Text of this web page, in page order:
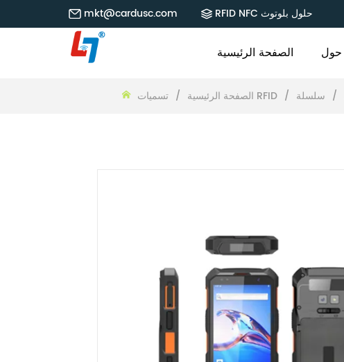
mkt@cardusc.com RFID NFC حلول بلوتوث
الصفحة الرئيسية حول
الصفحة الرئيسية / تسميات RFID / /